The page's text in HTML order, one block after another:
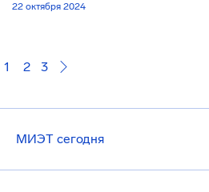
22 октября 2024
1 2 3
МИЭТ сегодня